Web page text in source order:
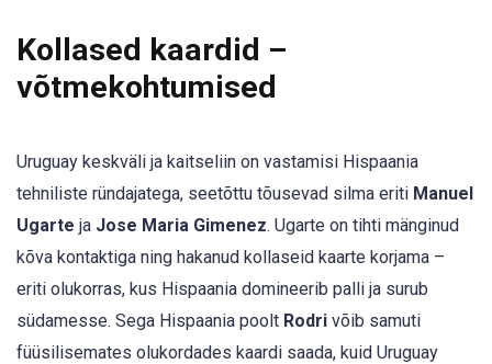
Kollased kaardid –
võtmekohtumised
Uruguay keskväli ja kaitseliin on vastamisi Hispaania
tehniliste ründajatega, seetõttu tõusevad silma eriti Manuel
Ugarte ja Jose Maria Gimenez. Ugarte on tihti mänginud
kõva kontaktiga ning hakanud kollaseid kaarte korjama –
eriti olukorras, kus Hispaania domineerib palli ja surub
südamesse. Sega Hispaania poolt Rodri võib samuti
füüsilisemates olukordades kaardi saada, kuid Uruguay